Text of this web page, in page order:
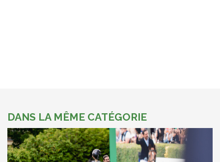
DANS LA MÊME CATÉGORIE